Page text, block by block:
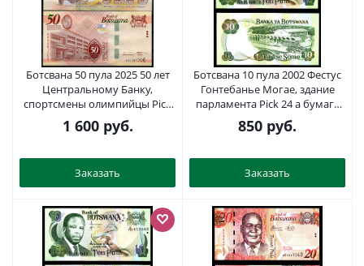
Ботсвана 50 пула 2025 50 лет
Центральному Банку,
спортсмены олимпийцы Pick
30-2
1 600руб.
Заказать
Ботсвана 10 пула 2002 Фестус
Гонтебанье Могае, здание
парламента Pick 24 a бумага
UNC (пресс) 2197-43-1-1
850 руб.
Заказать